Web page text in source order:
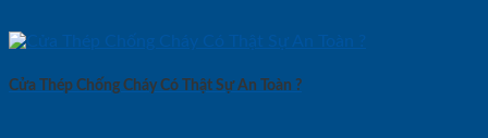
Cửa Thép Chống Cháy Có Thật Sự An Toàn ?